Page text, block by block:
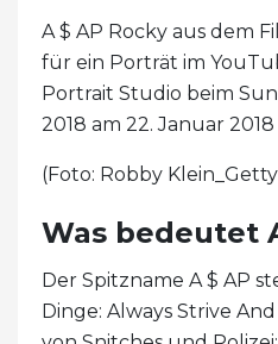
A $ AP Rocky aus dem
für ein Porträt im
Portrait Studio beim
2018 am 22. Januar
(Foto: Robby
Was bedeutet
Der Spitzname A $ AP
Dinge: Always Strive